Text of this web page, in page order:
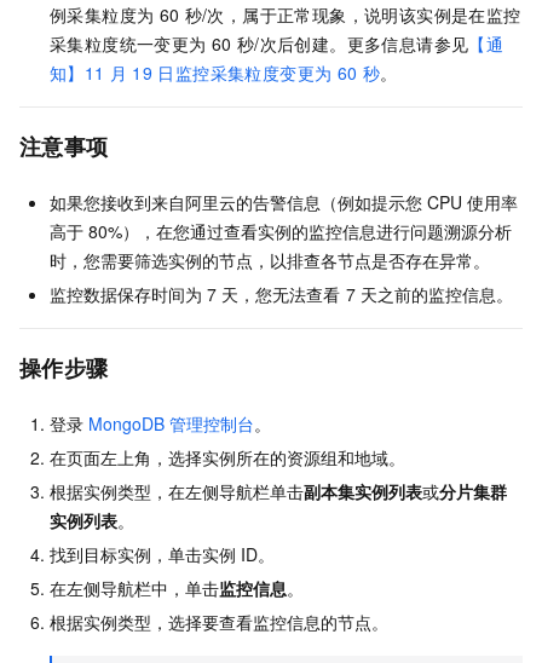
例采集粒度为 60 秒/次，属于正常现象，说明该实例是在监控
采集粒度统一变更为 60 秒/次后创建。更多信息请参见 【通
知】11 月 19 日监控采集粒度变更为 60 秒。
注意事项
如果您接收到来自阿里云的告警信息（例如提示您 CPU 使用率
高于 80%），在您通过查看实例的监控信息进行问题溯源分析
时，您需要筛选实例的节点，以排查各节点是否存在异常。
监控数据保存时间为 7 天，您无法查看 7 天之前的监控信息。
操作步骤
登录 MongoDB 管理控制台。
在页面左上角，选择实例所在的资源组和地域。
根据实例类型，在左侧导航栏单击副本集实例列表或分片集群
实例列表。
找到目标实例，单击实例 ID。
在左侧导航栏中，单击监控信息。
根据实例类型，选择要查看监控信息的节点。